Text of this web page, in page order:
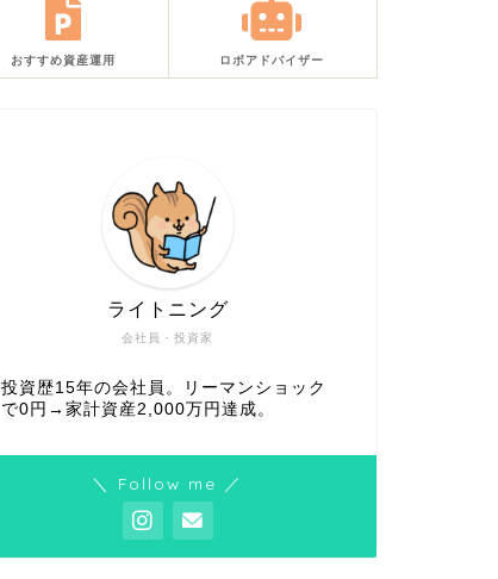
おすすめ資産運用 ロボアドバイザー
会社員・投資家
ライトニング
投資歴15年の会社員。リーマンショック
で0円→家計資産2,000万円達成。
＼ Follow me ／